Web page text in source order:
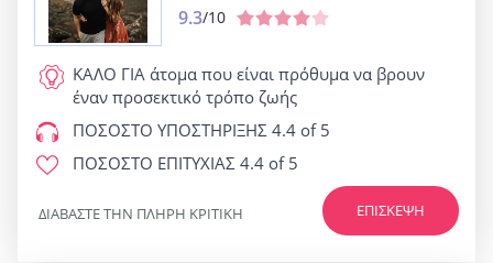
9.3/10
ΚΑΛΟ ΓΙΑ άτομα που είναι πρόθυμα να βρουν
έναν προσεκτικό τρόπο ζωής
ΠΟΣΟΣΤΟ ΥΠΟΣΤΗΡΙΞΗΣ 4.4 of 5
ΠΟΣΟΣΤΟ ΕΠΙΤΥΧΙΑΣ 4.4 of 5
ΕΠΊΣΚΕΨΗ
ΔΙΑΒΆΣΤΕ ΤΗΝ ΠΛΉΡΗ ΚΡΙΤΙΚΉ